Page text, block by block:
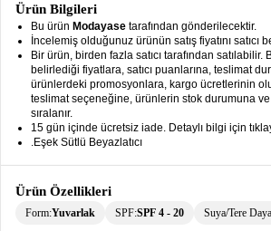
Alt
Giyimkeyboard_arrow_down
Dış
Giyimkeyboard_arrow_down
Tesettür
Giyim
keyboard_arrow_down
Büyük keyboard_arrow_down
Ürün Bilgileri
Bu ürün Modayase tarafından gönderilecektir.
İncelemiş olduğunuz ürünün satış fiyatını satıcı
Bir ürün, birden fazla satıcı tarafından satılabilir.
belirlediği fiyatlara, satıcı puanlarına, teslimat
ürünlerdeki promosyonlara, kargo ücretlerinin
teslimat seçeneğine, ürünlerin stok durumuna
sıralanır.
15 gün içinde ücretsiz iade. Detaylı bilgi için
.Eşek Sütlü Beyazlatıcı
Ürün Özellikleri
Form:Yuvarlak SPF:SPF 4 - 20 Suya/Tere